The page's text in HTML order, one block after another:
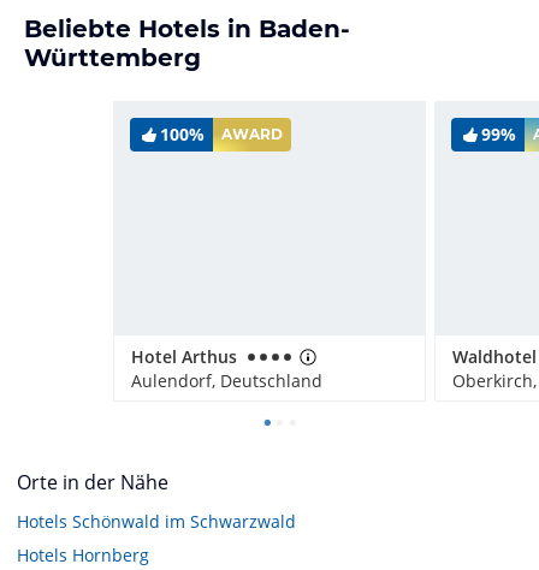
Beliebte Hotels in Baden-
Württemberg
100% AWARD
Hotel Arthus
Aulendorf, Deutschland
99%
Orte in der Nähe
Hotels Schönwald im Schwarzwald
Hotels Hornberg